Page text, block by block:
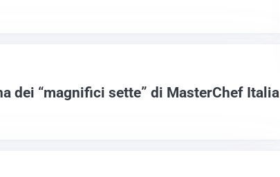
dei “magnifici sette” di MasterChef Italia